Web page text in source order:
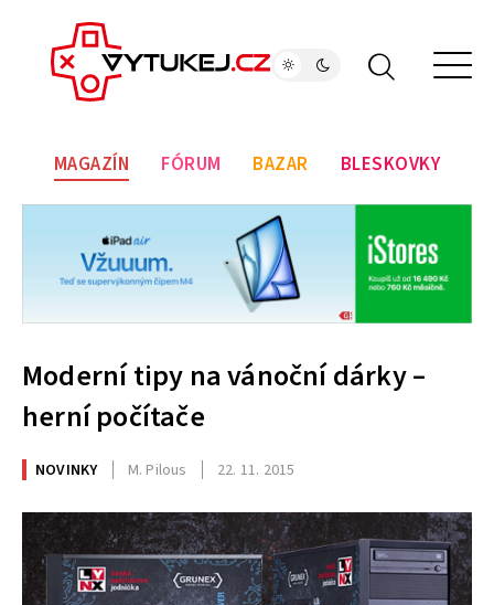
MAGAZÍN FÓRUM BAZAR BLESKOVKY
Moderní tipy na vánoční dárky –
herní počítače
NOVINKY M. Pilous 22. 11. 2015